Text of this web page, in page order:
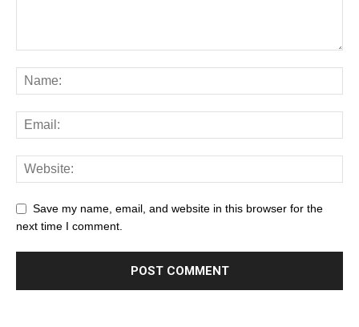
Save my name, email, and website in this browser for the
next time I comment.